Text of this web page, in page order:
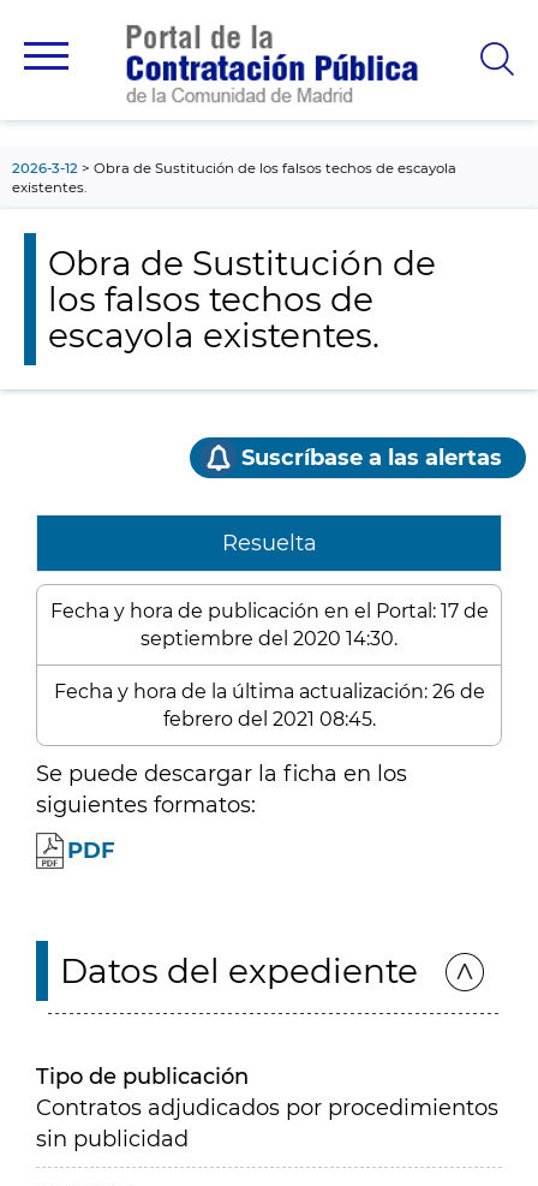
principal
2026-3-12
Obra de Sustitución de los falsos techos de escayola
existentes.
Obra de Sustitución de
los falsos techos de
escayola existentes.
Suscríbase a las alertas
Resuelta
Fecha y hora de publicación en el Portal: 17 de
septiembre del 2020 14:30.
Fecha y hora de la última actualización: 26 de
febrero del 2021 08:45.
Se puede descargar la ficha en los
siguientes formatos:
PDF
Datos del expediente
Tipo de publicación
Contratos adjudicados por procedimientos
sin publicidad